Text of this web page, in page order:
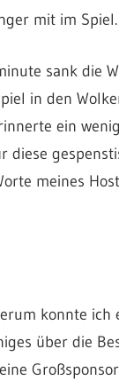
mit im Spiel.
sank die
in den
ein
diese
meines
konnte ich
über die